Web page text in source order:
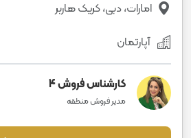
امارات، دبی، کریک هاربر
آپارتمان
کارشناس فروش 4
مدیر فروش منطقه